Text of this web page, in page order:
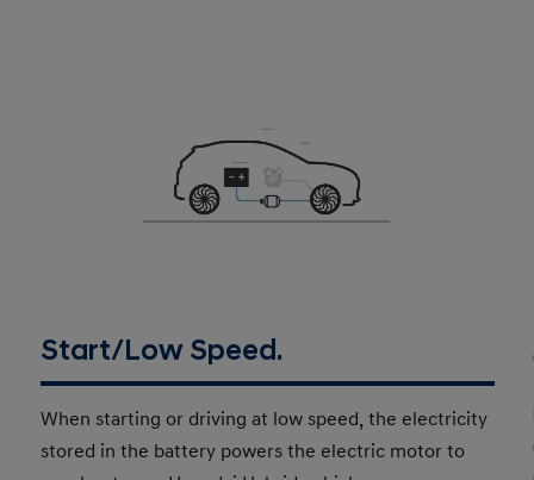
Start/Low Speed.
When starting or driving at low speed, the electricity
stored in the battery powers the electric motor to
accelerate our Hyundai Hybrid vehicles.